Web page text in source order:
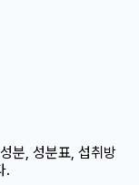
분, 성분표, 섭취방
.